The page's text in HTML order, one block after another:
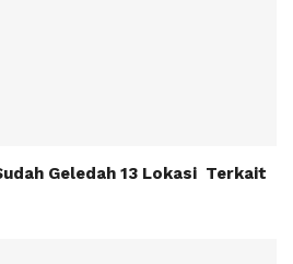
Geledah 13 Lokasi Terkait